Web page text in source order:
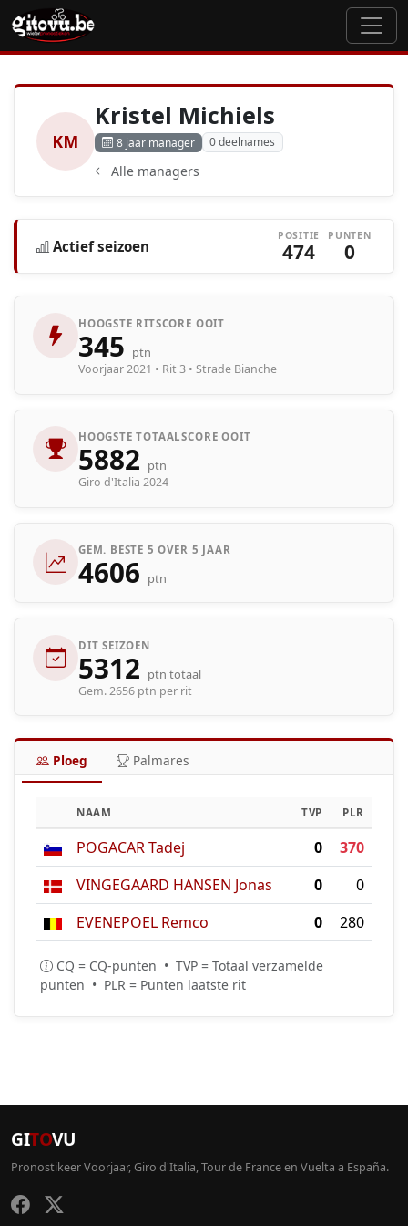
KM
Kristel Michiels
8 jaar manager 0 deelnames
Alle managers
Actief seizoen
POSITIE
474
PUNTEN
0
HOOGSTE RITSCORE OOIT
345 ptn
Voorjaar 2021 • Rit 3 • Strade Bianche
HOOGSTE TOTAALSCORE OOIT
5882 ptn
Giro d'Italia 2024
GEM. BESTE 5 OVER 5 JAAR
4606 ptn
DIT SEIZOEN
5312 ptn totaal
Gem. 2656 ptn per rit
Ploeg Palmares
NAAM TVP PLR
POGACAR Tadej 0
370
VINGEGAARD HANSEN Jonas
0
0
EVENEPOEL Remco
0 280
CQ = CQ-punten • TVP = Totaal verzamelde
punten • PLR = Punten laatste rit
GITOVU
Pronostikeer Voorjaar, Giro d'Italia, Tour de France en Vuelta a España.